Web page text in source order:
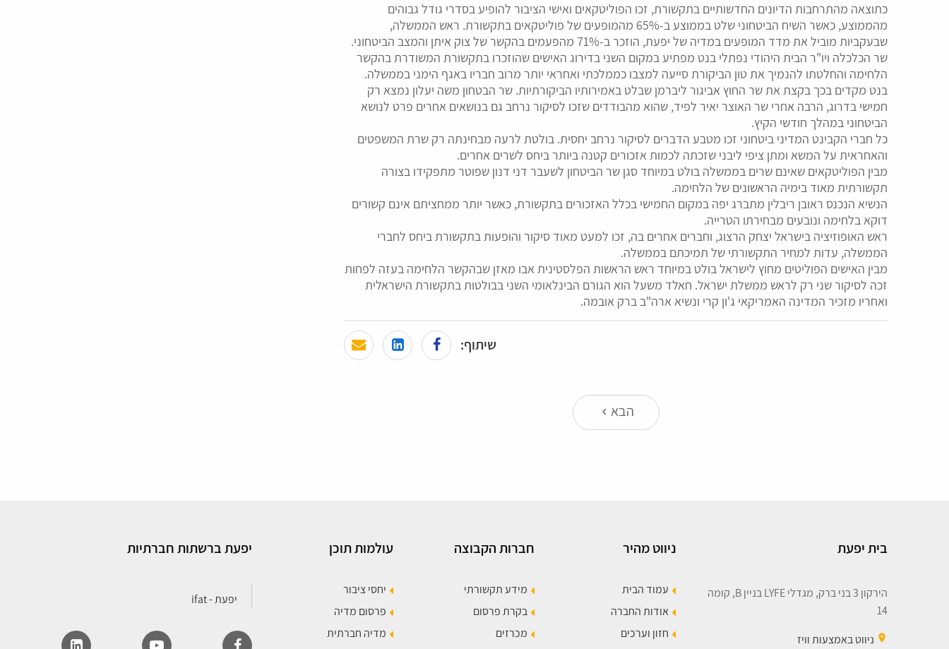
כתוצאה מהתרחבות הדיונים החדשותיים בתקשורת, זכו הפוליטקאים ואישי הציבור להופיע בסדרי גודל גבוהים
מהממוצע, כאשר השיח הביטחוני שלט בממוצע ב-65% מהמופעים של פוליטקאים בתקשורת. ראש הממשלה,
שבעקביות מוביל את מדד המופעים במדיה של יפעת, הוזכר ב-71% מהפעמים בהקשר של צוק איתן והמצב הביטחוני.
שר הכלכלה ויו"ר הבית היהודי נפתלי בנט מפתיע במקום השני בדירוג האישים שהוזכרו בתקשורת המשודרת בהקשר
הלחימה והחלטתו להנמיך את טון הביקורת סייעה למצבו כממלכתי ואחראי יותר מרוב חבריו באגף הימני בממשלה.
בנט מקדים בכך בקצת את שר החוץ אביגור ליברמן שבלט באמירותיו הביקורתיות. שר הבטחון משה יעלון נמצא רק
חמישי בדרוג, הרבה אחרי שר האוצר יאיר לפיד, שהוא מהבודדים שזכו לסיקור נרחב גם בנושאים אחרים פרט לנושא
הביטחוני במהלך חודשי הקיץ.
כל חברי הקבינט המדיני ביטחוני זכו מטבע הדברים לסיקור נרחב יחסית. בולטת לרעה מבחינתה רק שרת המשפטים
והאחראית על המשא ומתן ציפי ליבני שזכתה לכמות אזכורים קטנה ביותר ביחס לשרים אחרים.
מבין הפוליטקאים שאינם שרים בממשלה בולט במיוחד סגן שר הביטחון לשעבר דני דנון שפוטר מתפקידו בצורה
תקשורתית מאוד בימיה הראשונים של הלחימה.
הנשיא הנכנס ראובן ריבלין מתברג יפה במקום החמישי בכלל האזכורים בתקשורת, כאשר יותר ממחציתם אינם קשורים
דוקא בלחימה ונובעים מבחירתו הטרייה.
ראש האופוזיציה בישראל יצחק הרצוג, וחברים אחרים בה, זכו למעט מאוד סיקור והופעות בתקשורת ביחס לחברי
הממשלה, עדות למחיר התקשורתי של תמיכתם בממשלה.
מבין האישים הפוליטים מחוץ לישראל בולט במיוחד ראש הראשות הפלסטינית אבו מאזן שבהקשר הלחימה בעזה לפחות
זכה לסיקור שני רק לראש ממשלת ישראל. חאלד משעל הוא הגורם הבינלאומי השני בבולטות בתקשורת הישראלית
ואחריו מזכיר המדינה האמריקאי ג'ון קרי ונשיא ארה"ב ברק אובמה.
שיתוף:
הבא keyboard_arrow_left
בית יפעת
הירקון 3 בני ברק, מגדלי LYFE בניין B, קומה
14
place ניווט באמצעות וויז
ניווט מהיר
עמוד הבית
אודות החברה
חזון וערכים
חברות הקבוצה
מידע תקשורתי
בקרת פרסום
מכרזים
עולמות תוכן
יחסי ציבור
פרסום מדיה
מדיה חברתית
יפעת ברשתות חברתיות